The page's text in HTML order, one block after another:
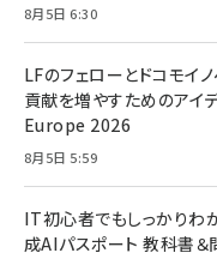
8月5日 6:30
LFのフェローとドコモイ
貢献を増やすためのアイ
Europe 2026
8月5日 5:59
IT初心者でもしっかりわ
成AIパスポート 教科書＆